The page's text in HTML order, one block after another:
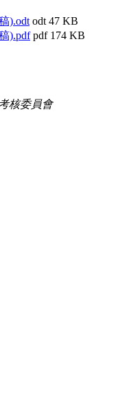
).odt odt 47 KB
).pdf pdf 174 KB
核委員會